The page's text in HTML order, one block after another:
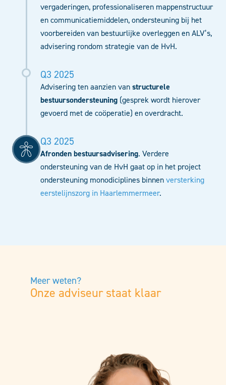
vergaderingen, professionaliseren mappenstructuur
en communicatiemiddelen, ondersteuning bij het
voorbereiden van bestuurlijke overleggen en ALV’s,
advisering rondom strategie van de HvH.
Q3 2025
Advisering ten aanzien vanstructurele
bestuursondersteuning (gesprek wordt hierover
gevoerd met de coöperatie) en overdracht.
Q3 2025
Afronden bestuursadvisering. Verdere
ondersteuning van de HvH gaat op in het project
ondersteuning monodiciplines binnenversterking
eerstelijnszorg in Haarlemmermeer.
Meer weten?
Onze adviseur staat klaar